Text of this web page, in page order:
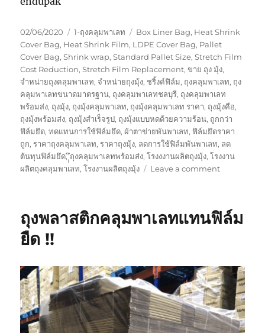
Posted
on
02/06/2020 Categories
1-ถุงคลุมพาเลท Tags
Box Liner Bag, Heat Shrink
Cover Bag, Heat Shrink Film, LDPE Cover Bag, Pallet
Cover Bag,Shrink wrap,Standard Pallet Size,Stretch Film
Cost Reduction,Stretch Film Replacement,ขาย ถุง มุ้ง,
จำหน่ายถุงคลุมพาเลท, จำหน่ายถุงมุ้ง, ชริ้งค์ฟิล์ม, ถุงคลุมพาเลท, ถุง
คลุมพาเลทขนาดมาตรฐาน, ถุงคลุมพาเลทชลบุรี, ถุงคลุมพาเลท
พร้อมส่ง, ถุงมุ้ง, ถุงมุ้งคลุมพาเลท, ถุงมุ้งคลุมพาเลท ราคา, ถุงมุ้งคือ,
ถุงมุ้งพร้อมส่ง, ถุงมุ้งสำเร็จรูป, ถุงมุ้งแบบหดด้วยความร้อน, ถูกกว่า
ฟิล์มยึด,ทดแทนการใช้ฟิล์มยึด, ผ้าตาข่ายพันพาเลท, ฟิล์มยึดราคา
ถูก,ราคาถุงคลุมพาเลท,ราคาถุงมุ้ง, ลดการใช้ฟิล์มพันพาเลท, ลด
ต้นทุนฟิล์มยึด,ุุึถุงคลุมพาเลทพร้อมส่ง,โรงงงานผลิตถุงมุ้ง,โรงงาน
ผลิตถุงคลุมพาเลท,โรงงานผลิตถุงมุ้ง Leave a commenton
กล้า
ทุก
อย่าง
บน
โลก)
ถุงพลาสติกคลุมพาเลทแทนฟิล์ม
ยืด !!